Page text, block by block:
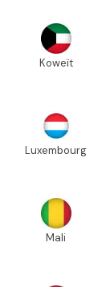
Koweït
Luxembourg
Mali